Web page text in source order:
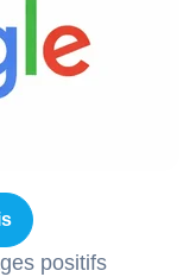
positifs